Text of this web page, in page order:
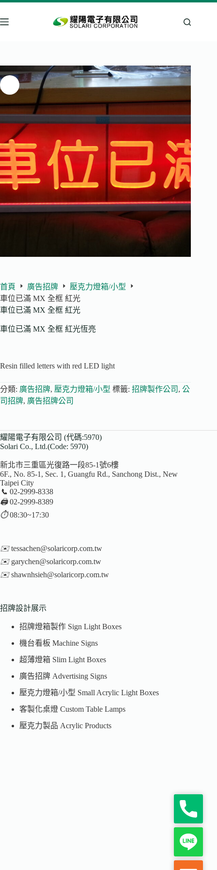
至
容
首頁 廣告招牌
壓克力燈箱/小型
車位已滿 MX 全框 紅光
車位已滿 MX 全框 紅光
車位已滿 MX 全框 紅光恆亮
Resin filled letters with red LED light
分類: 廣告招牌, 壓克力燈箱/小型 標籤: 招牌製作公司 , 公
司招牌, 廣告招牌公司
耀陽電子有限公司 (代碼:5970)
Solari Co., Ltd.(Code: 5970)
新北市三重區光復路一段85-1號6樓
6F., No. 85-1, Sec. 1, Guangfu Rd., Sanchong Dist., New
Taipei City
📞 02-2999-8338
🖨️02-2999-8389
⏱️08:30~17:30
✉️ tessachen@solaricorp.com.tw
✉️ garychen@solaricorp.com.tw
✉️ shawnhsieh@solaricorp.com.tw
招牌設計展示
招牌燈箱製作 Sign Light Boxes
機台看板 Machine Signs
超薄燈箱 Slim Light Boxes
廣告招牌 Advertising Signs
壓克力燈箱/小型 Small Acrylic Light Boxes
客製化桌燈 Custom Table Lamps
壓克力製品 Acrylic Products
h
o
n
e
L
i
n
e